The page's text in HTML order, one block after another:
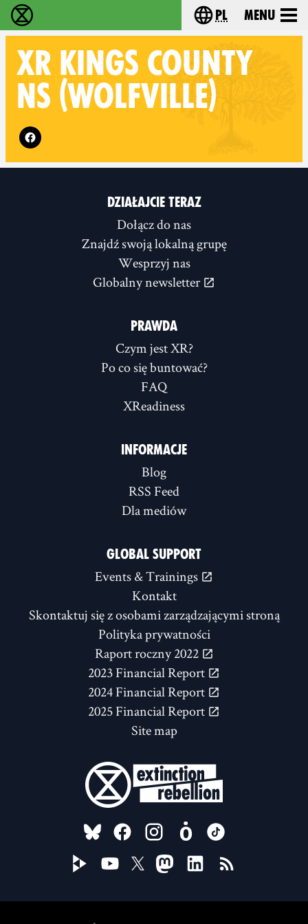
Extinction Rebellion - Home Choose your
pl Menu
XR KINGS COUNTY
NS (WOLFVILLE)
Follow XR Kings County NS (Wolfville) on
DZIAŁAJCIE TERAZ
Dołącz do nas
Znajdź swoją lokalną grupę
Wesprzyj nas
Globalny newsletter
PRAWDA
Czym jest XR?
Po co się buntować?
FAQ
XReadiness
INFORMACJE
Blog
RSS Feed
Dla mediów
GLOBAL SUPPORT
Events & Trainings
Kontakt
Skontaktuj się z osobami zarządzającymi stroną
Polityka prywatności
Raport roczny 2022
2023 Financial Report
2024 Financial Report
2025 Financial Report
Site map
FOLLOW US ON